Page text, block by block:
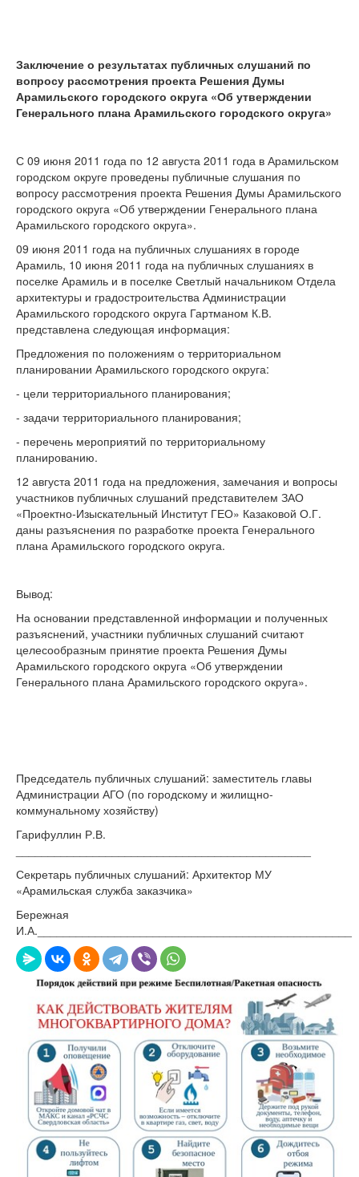
Заключение о результатах публичных слушаний по
вопросу рассмотрения проекта Решения Думы
Арамильского городского округа «Об утверждении
Генерального плана Арамильского городского округа»
С 09 июня 2011 года по 12 августа 2011 года в Арамильском
городском округе проведены публичные слушания по
вопросу рассмотрения проекта Решения Думы Арамильского
городского округа «Об утверждении Генерального плана
Арамильского городского округа».
09 июня 2011 года на публичных слушаниях в городе
Арамиль, 10 июня 2011 года на публичных слушаниях в
поселке Арамиль и в поселке Светлый начальником Отдела
архитектуры и градостроительства Администрации
Арамильского городского округа Гартманом К.В.
представлена следующая информация:
Предложения по положениям о территориальном
планировании Арамильского городского округа:
- цели территориального планирования;
- задачи территориального планирования;
- перечень мероприятий по территориальному
планированию.
12 августа 2011 года на предложения, замечания и вопросы
участников публичных слушаний представителем ЗАО
«Проектно-Изыскательный Институт ГЕО» Казаковой О.Г.
даны разъяснения по разработке проекта Генерального
плана Арамильского городского округа.
Вывод:
На основании представленной информации и полученных
разъяснений, участники публичных слушаний считают
целесообразным принятие проекта Решения Думы
Арамильского городского округа «Об утверждении
Генерального плана Арамильского городского округа».
Председатель публичных слушаний: заместитель главы
Администрации АГО (по городскому и жилищно-
коммунальному хозяйству)
Гарифуллин Р.В.
Секретарь публичных слушаний: Архитектор МУ
«Арамильская служба заказчика»
Бережная
И.А._________________________________________________